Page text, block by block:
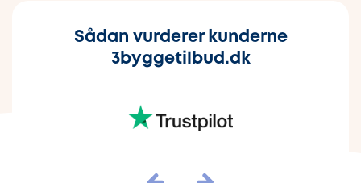
Sådan vurderer kunderne
3byggetilbud.dk